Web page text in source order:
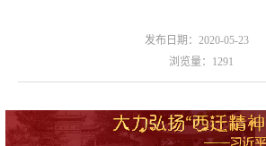
发布日期：2020-05-23
浏览量： 1291